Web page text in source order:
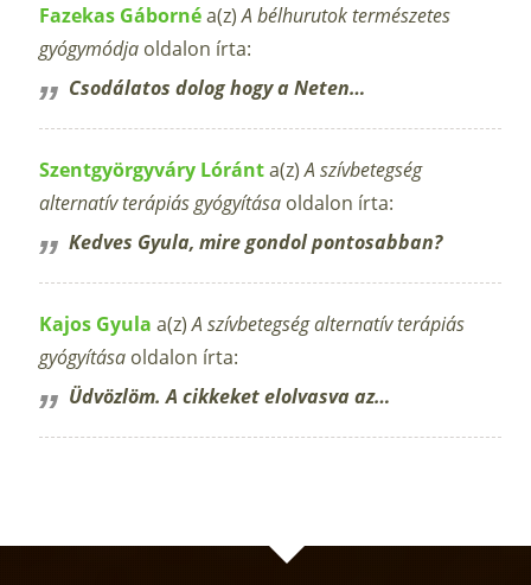
Fazekas Gábornéa(z)A bélhurutok természetes
gyógymódja oldalon írta:
Csodálatos dolog hogy a Neten…
Szentgyörgyváry Lóránta(z)A szívbetegség
alternatív terápiás gyógyítása oldalon írta:
Kedves Gyula, mire gondol pontosabban?
Kajos Gyula a(z)A szívbetegség alternatív terápiás
gyógyítása oldalon írta:
Üdvözlöm. A cikkeket elolvasva az…